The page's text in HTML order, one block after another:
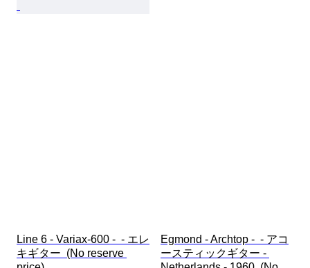
Line 6 - Variax-600 -  - エレ
キギター  (No reserve
Egmond - Archtop -  - アコ
ースティックギター -